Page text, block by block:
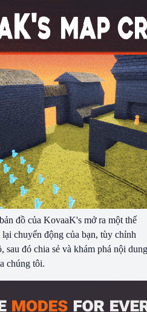
đồ của KovaaK's mở ra một thế
chuyển động của bạn, tùy chỉnh
đó chia sẻ và khám phá nội dung
chúng tôi.